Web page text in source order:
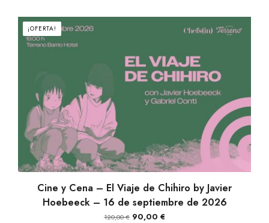
¡OFERTA!
AÑADIR AL CARRITO
Cine y Cena – El Viaje de Chihiro by Javier
Hoebeeck – 16 de septiembre de 2026
120,00€ El
90,00 €